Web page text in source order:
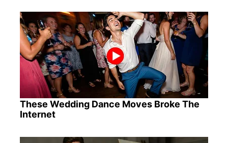
These Wedding Dance Moves Broke The
Internet